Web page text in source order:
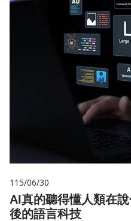
115/06/30
AI真的聽得懂人類在
後的語言科技